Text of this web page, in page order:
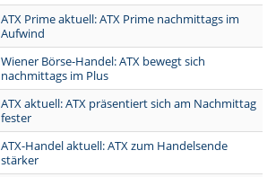
ATX Prime aktuell: ATX Prime nachmittags im
Aufwind
Wiener Börse-Handel: ATX bewegt sich
nachmittags im Plus
ATX aktuell: ATX präsentiert sich am Nachmittag
fester
ATX-Handel aktuell: ATX zum Handelsende
stärker